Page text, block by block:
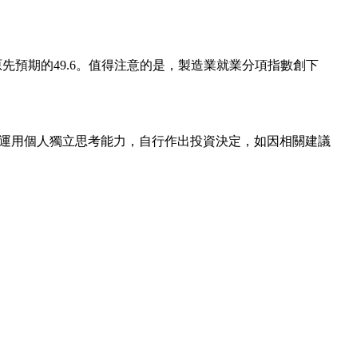
預期的49.6。值得注意的是，製造業就業分項指數創下
用個人獨立思考能力，自行作出投資決定，如因相關建議